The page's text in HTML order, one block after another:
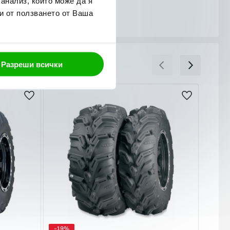
от ползването от Ваша
Разреши всички